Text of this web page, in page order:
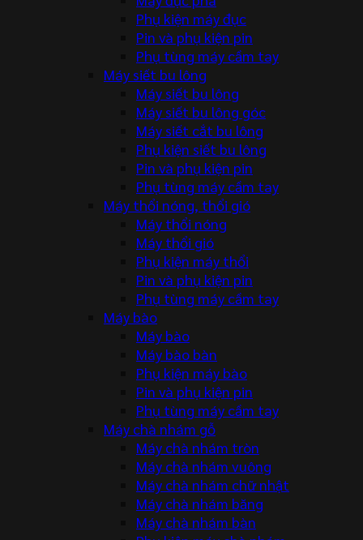
Phụ kiện máy đục
Pin và phụ kiện pin
Phụ tùng máy cầm tay
Máy siết bu lông
Máy siết bu lông
Máy siết bu lông góc
Máy siết cắt bu lông
Phụ kiện siết bu lông
Pin và phụ kiện pin
Phụ tùng máy cầm tay
Máy thổi nóng, thổi gió
Máy thổi nóng
Máy thổi gió
Phụ kiện máy thổi
Pin và phụ kiện pin
Phụ tùng máy cầm tay
Máy bào
Máy bào
Máy bào bàn
Phụ kiện máy bào
Pin và phụ kiện pin
Phụ tùng máy cầm tay
Máy chà nhám gỗ
Máy chà nhám tròn
Máy chà nhám vuông
Máy chà nhám chữ nhật
Máy chà nhám băng
Máy chà nhám bàn